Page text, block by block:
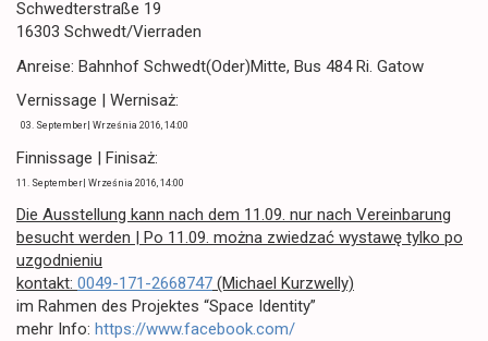
Schwedterstraße 19
16303 Schwedt/Vierraden
Anreise: Bahnhof Schwedt(Oder)Mitte, Bus 484 Ri. Gatow
Vernissage | Wernisaż:
03. September| Września 2016, 14:00
Finnissage | Finisaż:
11. September| Września 2016, 14:00
Die Ausstellung kann nach dem 11.09. nur nach Vereinbarung
besucht werden | Po 11.09. można zwiedzać wystawę tylko po
uzgodnieniu
kontakt: 0049-171-2668747 (Michael Kurzwelly)
im Rahmen des Projektes “Space Identity”
mehr Info: https://www.facebook.com/